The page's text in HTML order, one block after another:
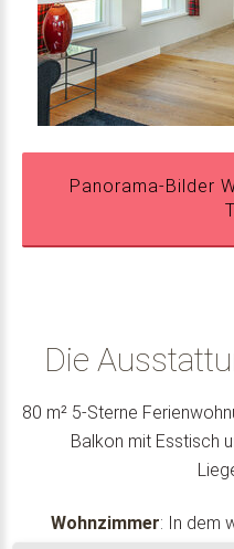
Panorama-Bilder
Die
80 m² 5-Sterne
Balkon mit Esstisch
Wohnzimmer: In dem